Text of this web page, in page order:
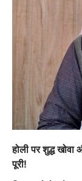
होली पर शुद्ध
पूरी!